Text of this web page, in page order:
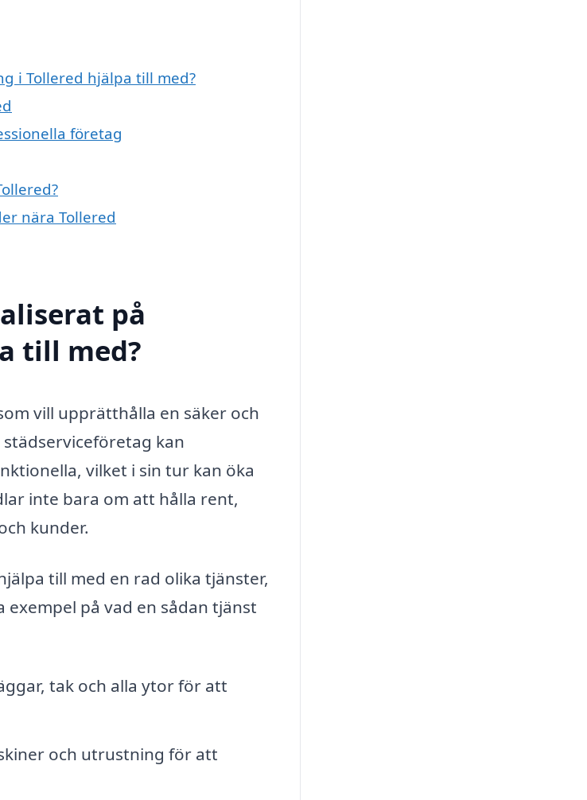
i Tollered hjälpa till med?
företag
nära Tollered
på
till med?
vill upprätthålla en säker och
kan
vilket i sin tur kan öka
inte bara om att hålla rent,
kunder.
till med en rad olika tjänster,
på vad en sådan tjänst
tak och alla ytor för att
och utrustning för att